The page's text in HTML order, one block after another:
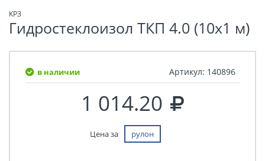
КРЗ
Гидростеклоизол ТКП 4.0 (10х1 м)
в наличии Артикул: 140896
1 014.20
Цена за рулон